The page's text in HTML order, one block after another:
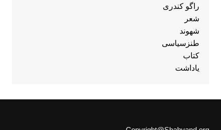
راگو کندری
شعر
شهوند
طنزسیاسی
کتاب
یاداشت